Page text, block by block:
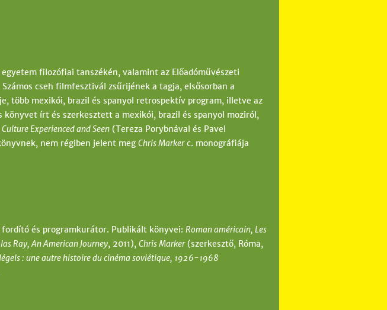
filozófiai tanszékén, valamint az Előadóművészeti
cseh filmfesztivál zsűrijének a tagja, elsősorban a
több mexikói, brazil és spanyol retrospektív program, illetve az
írt és szerkesztett a mexikói, brazil és spanyol moziról,
Experienced and Seen (Tereza Porybnával és Pavel
nem régiben jelent meg Chris Markerc. monográfiája
és programkurátor. Publikált könyvei: Roman américain, Les
Ray, An American Journey, 2011), Chris Marker(szerkesztő, Róma,
: une autre histoire du cinéma soviétique, 1926-1968